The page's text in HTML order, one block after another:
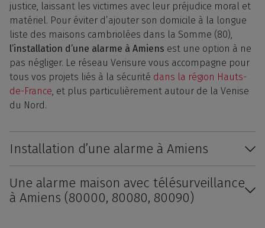
justice, laissant les victimes avec leur préjudice moral et
matériel. Pour éviter d’ajouter son domicile à la longue
liste des maisons cambriolées dans la Somme (80),
l’installation d’une alarme à Amiens est une option à ne
pas négliger. Le réseau Verisure vous accompagne pour
tous vos projets liés à la sécurité dans la région Hauts-
de-France, et plus particulièrement autour de la Venise
du Nord.
Installation d’une alarme à Amiens
Une alarme maison avec télésurveillance
à Amiens (80000, 80080, 80090)